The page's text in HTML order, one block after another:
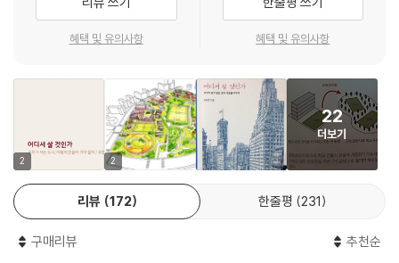
서 이런 구조로 된 대표적인 건축물은 교도소와 학교 둘뿐이다. 둘 다 운동
장 하나에 4~5층짜리 건물과 담장으로 이루어져 있다. 창문 크기를 빼고
듯이 교도소 같은 건물에서 획일적인 교육 아래 12년 동안 커 온 아이들에
게 창의성을 요구하는 것은 닭으로 키우고 독수리처럼 날라고 하는 격이
다. 대형 학교 건물 안의 똑같은 교실, 숫자만 다른 3학년 4반에서 커 온 아
이들은 대형 아파트의 304호에 편안함을 느낄 것이다. 통계를 보면 지난
40년간 학생 1인당 사용하는 실내 면적은 7배 늘었는데, 학생들의 삶의
질은 나아지지 않았다. 각종 특별활동실, 체육관, 식당, 강당, 도서관 같은
내부 시설은 늘어났지만 자연과 접할 수 있는 기회는 오히려 없어지고 있
기 때문이다.
저자는 아이들의 다양한 취향과 결이 사라지지 않고 창의성이 빛날 수 있
혜택 및 유의사항 혜택 및 유의사항
2 2
22
더보기
리뷰 172 한줄평 231
구매리뷰 추천순